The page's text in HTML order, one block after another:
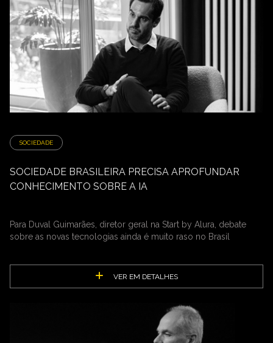
SOCIEDADE
SOCIEDADE BRASILEIRA PRECISA APROFUNDAR
CONHECIMENTO SOBRE A IA
Para Duval Guimarães, diretor geral na Start by Alura, debate
sobre as novas tecnologias ainda é muito raso no Brasil
VER EM DETALHES